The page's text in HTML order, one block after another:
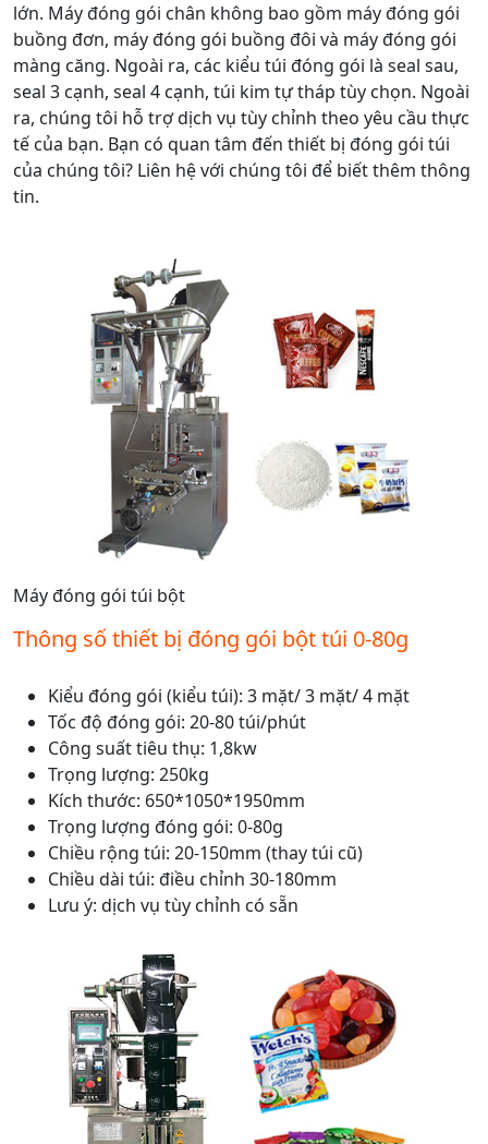
lớn. Máy đóng gói chân không bao gồm máy đóng gói
buồng đơn, máy đóng gói buồng đôi và máy đóng gói
màng căng. Ngoài ra, các kiểu túi đóng gói là seal sau,
seal 3 cạnh, seal 4 cạnh, túi kim tự tháp tùy chọn. Ngoài
ra, chúng tôi hỗ trợ dịch vụ tùy chỉnh theo yêu cầu thực
tế của bạn. Bạn có quan tâm đến thiết bị đóng gói túi
của chúng tôi? Liên hệ với chúng tôi để biết thêm thông
tin.
Máy đóng gói túi bột
Thông số thiết bị đóng gói bột túi 0-80g
Kiểu đóng gói (kiểu túi): 3 mặt/ 3 mặt/ 4 mặt
Tốc độ đóng gói: 20-80 túi/phút
Công suất tiêu thụ: 1,8kw
Trọng lượng: 250kg
Kích thước: 650*1050*1950mm
Trọng lượng đóng gói: 0-80g
Chiều rộng túi: 20-150mm (thay túi cũ)
Chiều dài túi: điều chỉnh 30-180mm
Lưu ý: dịch vụ tùy chỉnh có sẵn